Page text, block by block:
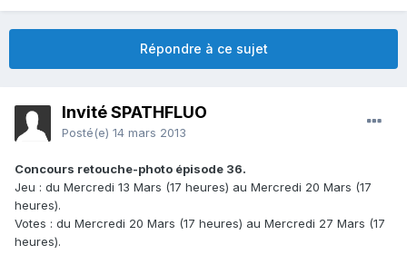
Répondre à ce sujet
Invité SPATHFLUO
Posté(e) 14 mars 2013
Concours retouche-photo épisode 36.
Jeu : du Mercredi 13 Mars (17 heures) au Mercredi 20 Mars (17
heures).
Votes : du Mercredi 20 Mars (17 heures) au Mercredi 27 Mars (17
heures).